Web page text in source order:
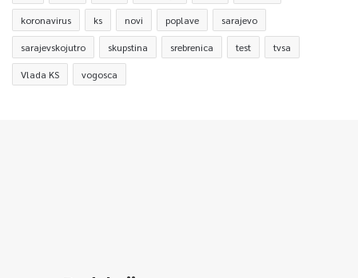
koronavirus ks novi poplave sarajevo
sarajevskojutro skupstina srebrenica test tvsa
Vlada KS vogosca